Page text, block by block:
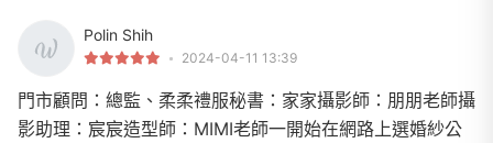
Polin Shih
2024-04-11 13:39
門市顧問：總監、柔柔禮服秘書：家家攝影師：朋朋老師攝
影助理：宸宸造型師：MIMI老師一開始在網路上選婚紗公